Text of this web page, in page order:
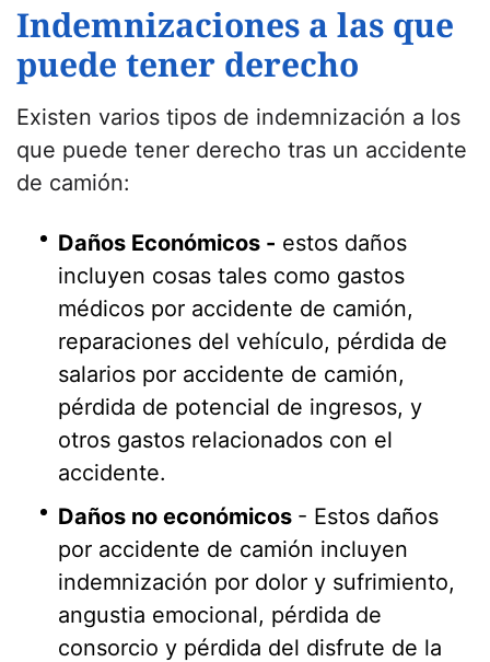
Indemnizaciones a las que
puede tener derecho
Existen varios tipos de indemnización a los
que puede tener derecho tras un accidente
de camión:
Daños Económicos - estos daños
incluyen cosas tales como gastos
médicos por accidente de camión,
reparaciones del vehículo, pérdida de
salarios por accidente de camión,
pérdida de potencial de ingresos, y
otros gastos relacionados con el
accidente.
Daños no económicos - Estos daños
por accidente de camión incluyen
indemnización por dolor y sufrimiento,
angustia emocional, pérdida de
consorcio y pérdida del disfrute de la